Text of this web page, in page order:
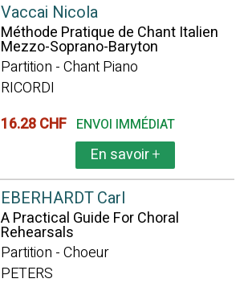
Vaccai Nicola
Méthode Pratique de Chant Italien
Mezzo-Soprano-Baryton
Partition - Chant Piano
RICORDI
16.28 CHF ENVOI IMMÉDIAT
En savoir+
EBERHARDT Carl
A Practical Guide For Choral
Rehearsals
Partition - Choeur
PETERS